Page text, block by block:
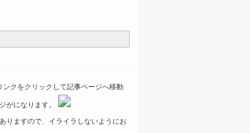
クをクリックして記事ページへ移動
がになります。
りますので、イライラしないようにお